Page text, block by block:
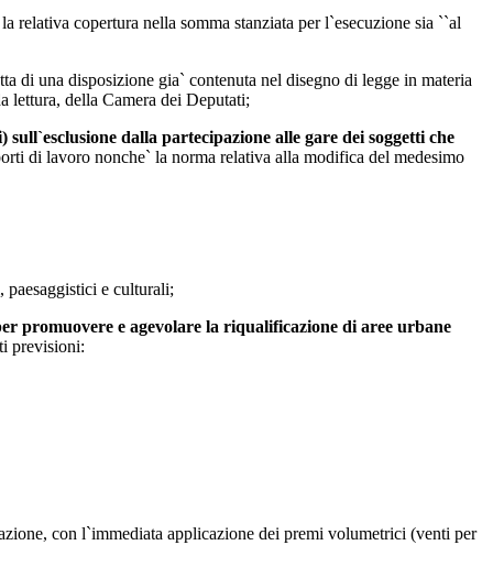
copertura nella somma stanziata per l`esecuzione sia ``al
di una disposizione gia` contenuta nel disegno di legge in materia
lettura, della Camera dei Deputati;
dalla partecipazione alle gare dei soggetti che
di lavoro nonche` la norma relativa alla modifica del medesimo
paesaggistici e culturali;
promuovere e agevolare la riqualificazione di aree urbane
previsioni:
con l`immediata applicazione dei premi volumetrici (venti per